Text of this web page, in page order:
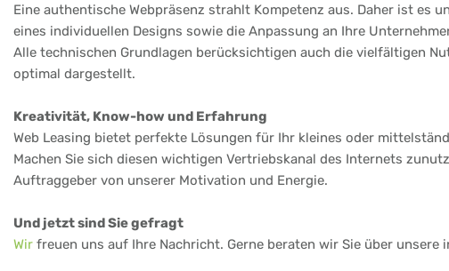
Eine authentische Webpräsenz strahlt Kompetenz aus. Daher ist es
eines individuellen Designs sowie die Anpassung an Ihre
Alle technischen Grundlagen berücksichtigen auch die vielfältigen
optimal dargestellt.
Kreativität, Know-how und Erfahrung
Web Leasing bietet perfekte Lösungen für Ihr kleines oder
Machen Sie sich diesen wichtigen Vertriebskanal des Internets
Auftraggeber von unserer Motivation und Energie.
Und jetzt sind Sie gefragt
Wir freuen uns auf Ihre Nachricht. Gerne beraten wir Sie über